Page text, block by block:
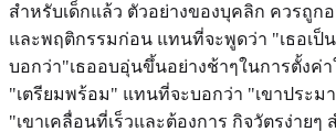
สําหรับเด็กแล้ว ตัวอย่างของบุคลิก ควรถูก
และพฤติกรรมก่อน แทนที่จะพูดว่า "เธอเป็
บอกว่า"เธออบอุ่นขึ้นอย่างช้าๆในการตั้งค่
"เตรียมพร้อม" แทนที่จะบอกว่า "เขาประ
"เขาเคลื่อนที่เร็วและต้องการ กิจวัตรง่ายๆ